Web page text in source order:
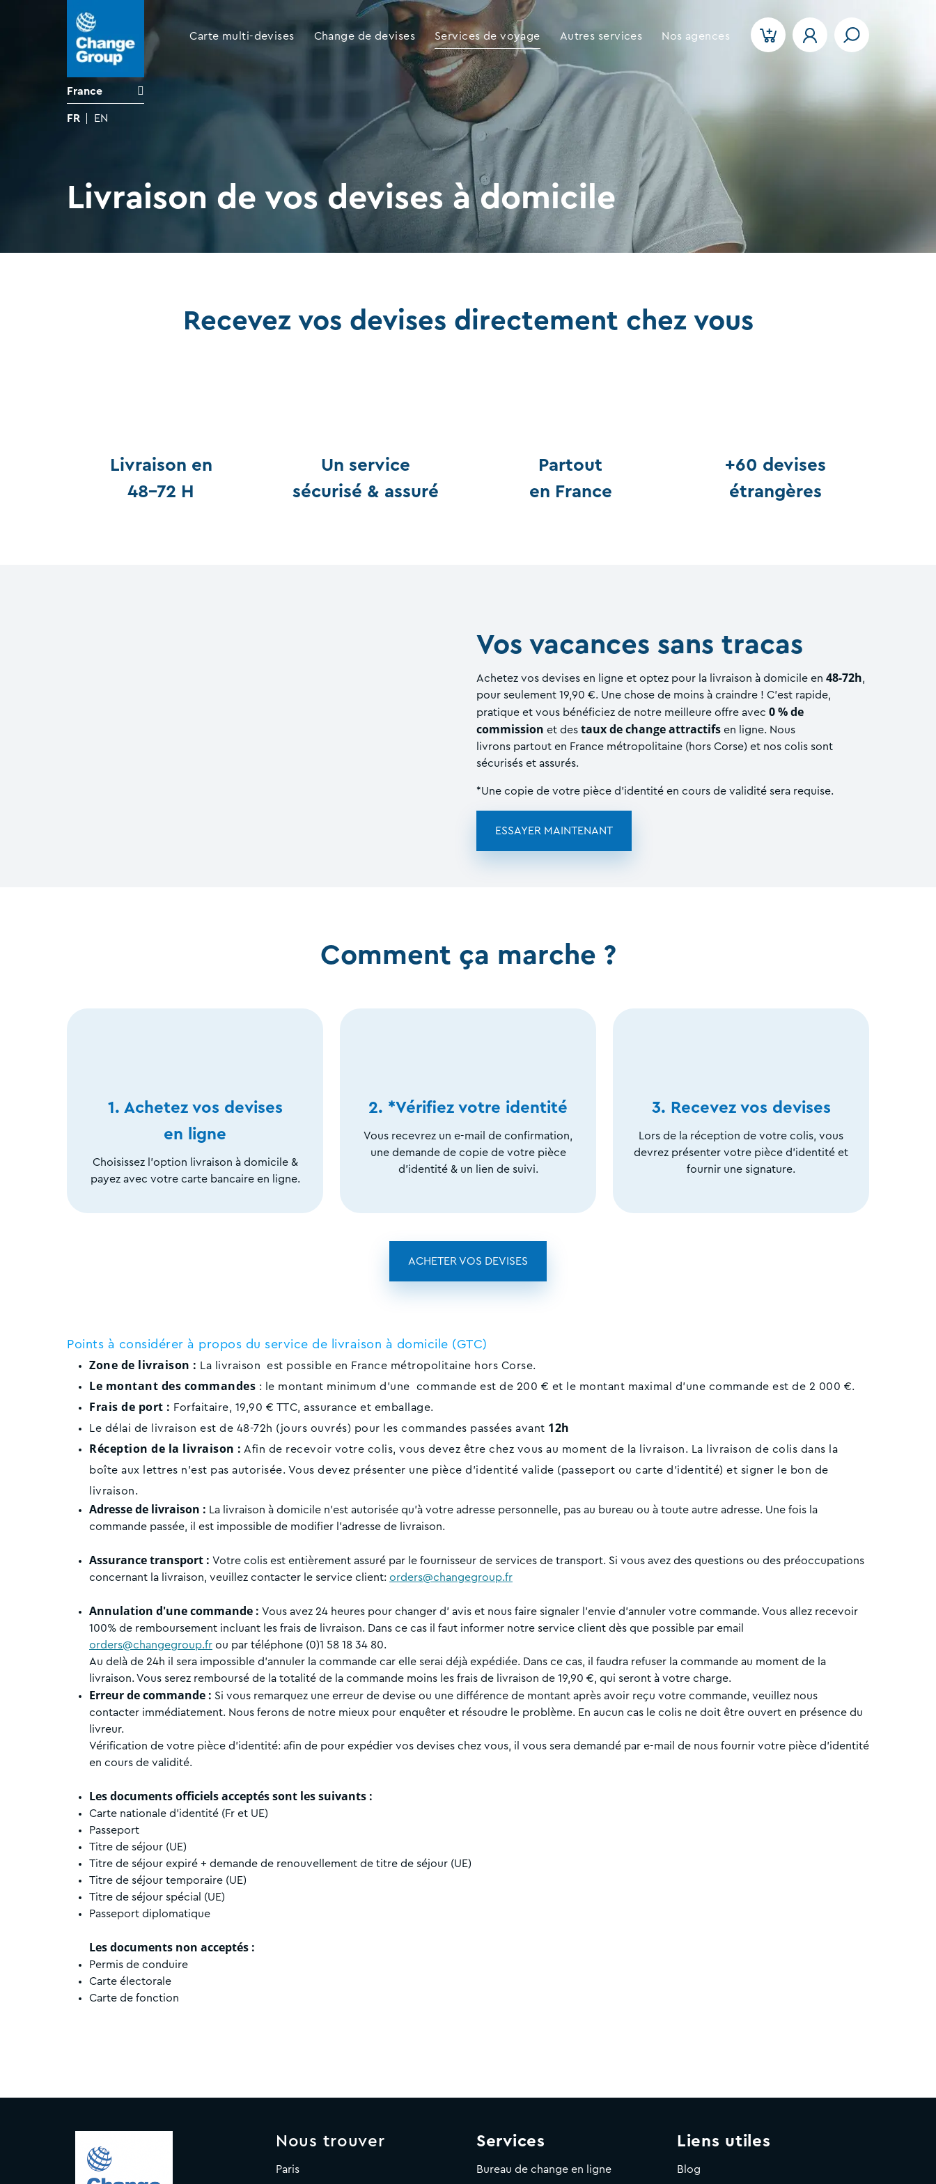
France
FR EN
Carte multi-devises Change de devises Services de voyage Autres services Nos agences
Livraison de vos devises à domicile
Recevez vos devises directement chez vous
Livraison en
48-72 H
Un service
sécurisé & assuré
Partout
en France
+60 devises
étrangères
Vos vacances sans tracas
Achetez vos devises en ligne et optez pour la livraison à domicile en 48-72h,
pour seulement 19,90 €. Une chose de moins à craindre ! C'est rapide,
pratique et vous bénéficiez de notre meilleure offre avec 0 % de
commission et des taux de change attractifs en ligne. Nous
livrons partout en France métropolitaine (hors Corse) et nos colis sont
sécurisés et assurés.
*Une copie de votre pièce d'identité en cours de validité sera requise.
ESSAYER MAINTENANT
Comment ça marche ?
1. Achetez vos devises
en ligne
Choisissez l'option livraison à domicile &
payez avec votre carte bancaire en ligne.
2. *Vérifiez votre identité
Vous recevrez un e-mail de confirmation,
une demande de copie de votre pièce
d'identité & un lien de suivi.
3. Recevez vos devises
Lors de la réception de votre colis, vous
devrez présenter votre pièce d'identité et
fournir une signature.
ACHETER VOS DEVISES
Points à considérer à propos du service de livraison à domicile (GTC)
Zone de livraison : La livraison est possible en France métropolitaine hors Corse.
Le montant des commandes : le montant minimum d’une commande est de 200 € et le montant maximal d’une commande est de 2 000 €.
Frais de port : Forfaitaire, 19,90 € TTC, assurance et emballage.
Le délai de livraison est de 48-72h (jours ouvrés) pour les commandes passées avant 12h
Réception de la livraison : Afin de recevoir votre colis, vous devez être chez vous au moment de la livraison. La livraison de colis dans la
boîte aux lettres n'est pas autorisée. Vous devez présenter une pièce d'identité valide (passeport ou carte d'identité) et signer le bon de
livraison.
Adresse de livraison : La livraison à domicile n'est autorisée qu'à votre adresse personnelle, pas au bureau ou à toute autre adresse. Une fois la
commande passée, il est impossible de modifier l'adresse de livraison.
Assurance transport : Votre colis est entièrement assuré par le fournisseur de services de transport. Si vous avez des questions ou des préoccupations
concernant la livraison, veuillez contacter le service client: orders@changegroup.fr
Annulation d'une commande : Vous avez 24 heures pour changer d' avis et nous faire signaler l’envie d’annuler votre commande. Vous allez recevoir
100% de remboursement incluant les frais de livraison. Dans ce cas il faut informer notre service client dès que possible par email
orders@changegroup.fr ou par téléphone (0)1 58 18 34 80.
Au delà de 24h il sera impossible d’annuler la commande car elle serai déjà expédiée. Dans ce cas, il faudra refuser la commande au moment de la
livraison. Vous serez remboursé de la totalité de la commande moins les frais de livraison de 19,90 €, qui seront à votre charge.
Erreur de commande : Si vous remarquez une erreur de devise ou une différence de montant après avoir reçu votre commande, veuillez nous
contacter immédiatement. Nous ferons de notre mieux pour enquêter et résoudre le problème. En aucun cas le colis ne doit être ouvert en présence du
livreur.
Vérification de votre pièce d'identité: afin de pour expédier vos devises chez vous, il vous sera demandé par e-mail de nous fournir votre pièce d'identité
en cours de validité.
Les documents officiels acceptés sont les suivants :
Carte nationale d'identité (Fr et UE)
Passeport
Titre de séjour (UE)
Titre de séjour expiré + demande de renouvellement de titre de séjour (UE)
Titre de séjour temporaire (UE)
Titre de séjour spécial (UE)
Passeport diplomatique
Les documents non acceptés :
Permis de conduire
Carte électorale
Carte de fonction
Nous trouver
Paris
Services
Bureau de change en ligne
Liens utiles
Blog